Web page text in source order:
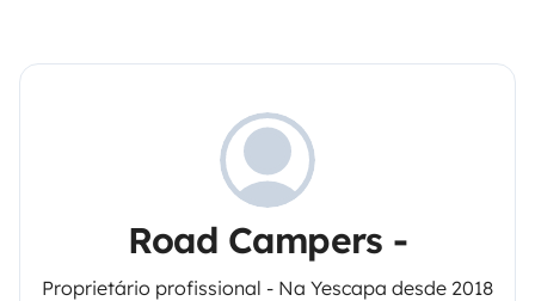
Road Campers -
Proprietário profissional - Na Yescapa desde 2018